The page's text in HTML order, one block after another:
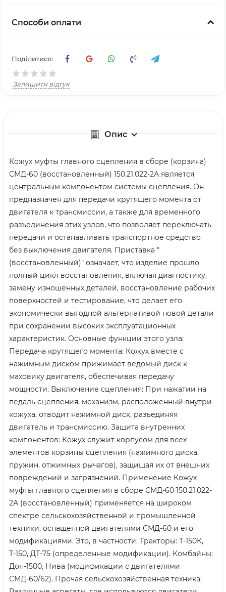
Способи оплати
Поділитися:
Залишити відгук
Опис
Кожух муфты главного сцепления в сборе (корзина)
СМД-60 (восстановленный) 150.21.022-2А является
центральным компонентом системы сцепления. Он
предназначен для передачи крутящего момента от
двигателя к трансмиссии, а также для временного
разъединения этих узлов, что позволяет переключать
передачи и останавливать транспортное средство
без выключения двигателя. Приставка "
(восстановленный)" означает, что изделие прошло
полный цикл восстановления, включая диагностику,
замену изношенных деталей, восстановление рабочих
поверхностей и тестирование, что делает его
экономически выгодной альтернативой новой детали
при сохранении высоких эксплуатационных
характеристик. Основные функции этого узла:
Передача крутящего момента: Кожух вместе с
нажимным диском прижимает ведомый диск к
маховику двигателя, обеспечивая передачу
мощности. Выключение сцепления: При нажатии на
педаль сцепления, механизм, расположенный внутри
кожуха, отводит нажимной диск, разъединяя
двигатель и трансмиссию. Защита внутренних
компонентов: Кожух служит корпусом для всех
элементов корзины сцепления (нажимного диска,
пружин, отжимных рычагов), защищая их от внешних
повреждений и загрязнений. Применение Кожух
муфты главного сцепления в сборе СМД-60 150.21.022-
2А (восстановленный) применяется на широком
спектре сельскохозяйственной и промышленной
техники, оснащенной двигателями СМД-60 и его
модификациями. Это, в частности: Тракторы: Т-150К,
Т-150, ДТ-75 (определенные модификации). Комбайны:
Дон-1500, Нива (модификации с двигателями
СМД-60/62). Прочая сельскохозяйственная техника: